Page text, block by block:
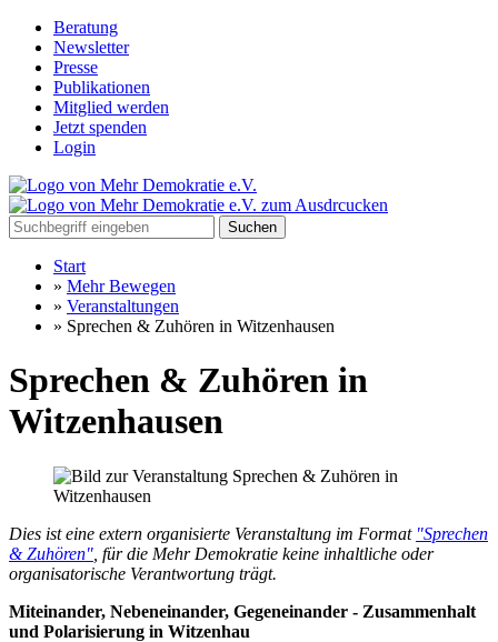
Beratung
Newsletter
Presse
Publikationen
Mitglied werden
Jetzt spenden
Login
Suchen
Start
» Mehr Bewegen
» Veranstaltungen
» Sprechen & Zuhören in Witzenhausen
Sprechen & Zuhören in
Witzenhausen
Dies ist eine extern organisierte Veranstaltung im Format "Sprechen
& Zuhören" , für die Mehr Demokratie keine inhaltliche oder
organisatorische Verantwortung trägt.
Miteinander, Nebeneinander, Gegeneinander - Zusammenhalt
und Polarisierung in Witzenhau